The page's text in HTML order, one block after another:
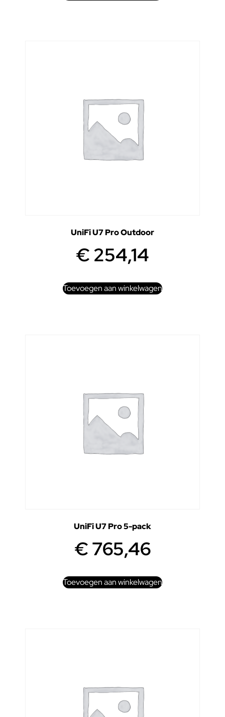
UniFi U7 Pro Outdoor
€254,14
Toevoegen aan winkelwagen
UniFi U7 Pro 5-pack
€765,46
Toevoegen aan winkelwagen